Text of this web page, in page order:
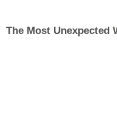
The Most Unexpected